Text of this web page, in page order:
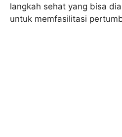
langkah sehat yang bisa
untuk memfasilitasi